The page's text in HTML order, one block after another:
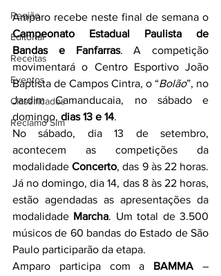
Região
Editorial
Receitas
Eventos
Classificados
Reclamo Sim
Campeonato Estadual Paulista de
Bandas e Fanfarras. A competição
movimentará o Centro Esportivo João
Baptista de Campos Cintra, o “Bolão”, no
Jardim Camanducaia, no sábado e
domingo, dias 13 e 14.
No sábado, dia 13 de setembro,
acontecem as competições da
modalidade Concerto, das 9 às 22 horas.
Já no domingo, dia 14, das 8 às 22 horas,
estão agendadas as apresentações da
modalidade Marcha. Um total de 3.500
músicos de 60 bandas do Estado de São
Paulo participarão da etapa.
Amparo participa com a BAMMA –